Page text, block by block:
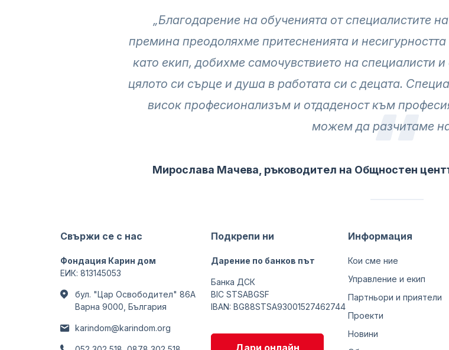
„Благодарение на обученията от специалистите
премина преодоляхме притесненията и
като екип, добихме самочувствието на специалисти
цялото си сърце и душа в работата си с децата.
висок професионализъм и отдаденост към
можем да разчитаме
Мирослава Мачева, ръководител на Общностен
Свържи се с нас
Фондация Карин дом
ЕИК: 813145053
бул. "Цар Освободител" 86А
Варна 9000, България
karindom@karindom.org
Подкрепи ни
Дарение по банков път
Банка ДСК
BIC STSABGSF
IBAN: BG88STSA93001527462744
Дари онлайн
Информация
Кои сме ние
Управление и екип
Партньори и приятели
Проекти
Новини